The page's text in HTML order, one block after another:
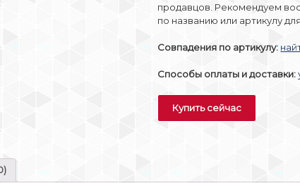
продавцов. Рекомендуем
по названию или артикулу
Совпадения по артикулу:
Способы оплаты и доставки:
Купить сейчас